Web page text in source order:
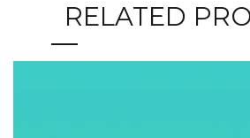
RELATED